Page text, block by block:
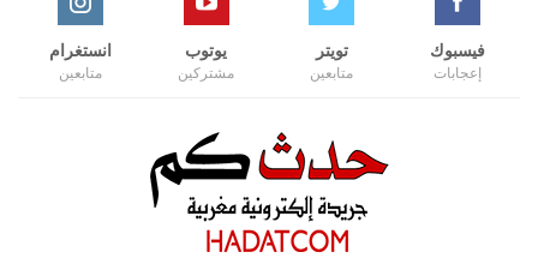
فيسبوك
إعجابات
تويتر
متابعين
يوتوب
مشتركين
انستغرام
متابعين